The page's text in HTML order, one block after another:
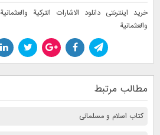
خرید اینترنتی دانلود الاشارات التركية والعثمانية
والعثمانية
مطالب مرتبط
کتاب اسلام و مسلمانی